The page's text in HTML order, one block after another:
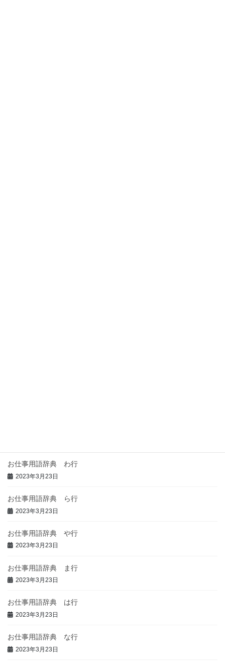
お仕事用語辞典 わ行
2023年3月23日
お仕事用語辞典 ら行
2023年3月23日
お仕事用語辞典 や行
2023年3月23日
お仕事用語辞典 ま行
2023年3月23日
お仕事用語辞典 は行
2023年3月23日
お仕事用語辞典 な行
2023年3月23日